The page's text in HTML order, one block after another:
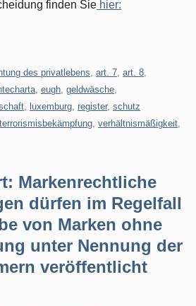
finden Sie hier:
des privatlebens art. 7 art. 8
eugh geldwäsche
luxemburg register, schutz
terrorismisbekämpfung verhältnismäßigkeit
Markenrechtliche
dürfen im Regelfall
von Marken ohne
unter Nennung der
veröffentlicht